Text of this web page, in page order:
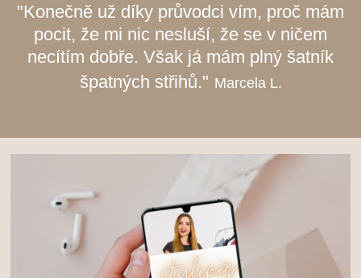
"Konečně už díky průvodci vím, proč mám
pocit, že mi nic nesluší, že se v ničem
necítím dobře. Však já mám plný šatník
špatných střihů." Marcela L.